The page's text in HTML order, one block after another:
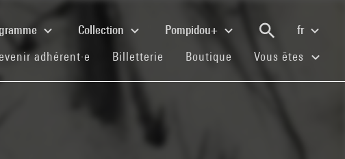
Collection Pompidou+
fr
adhérent·e (current)
Billetterie (current)
Boutique (current)
Vous êtes